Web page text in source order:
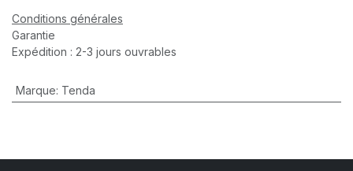
Conditions générales
Garantie
Expédition : 2-3 jours ouvrables
Marque: Tenda